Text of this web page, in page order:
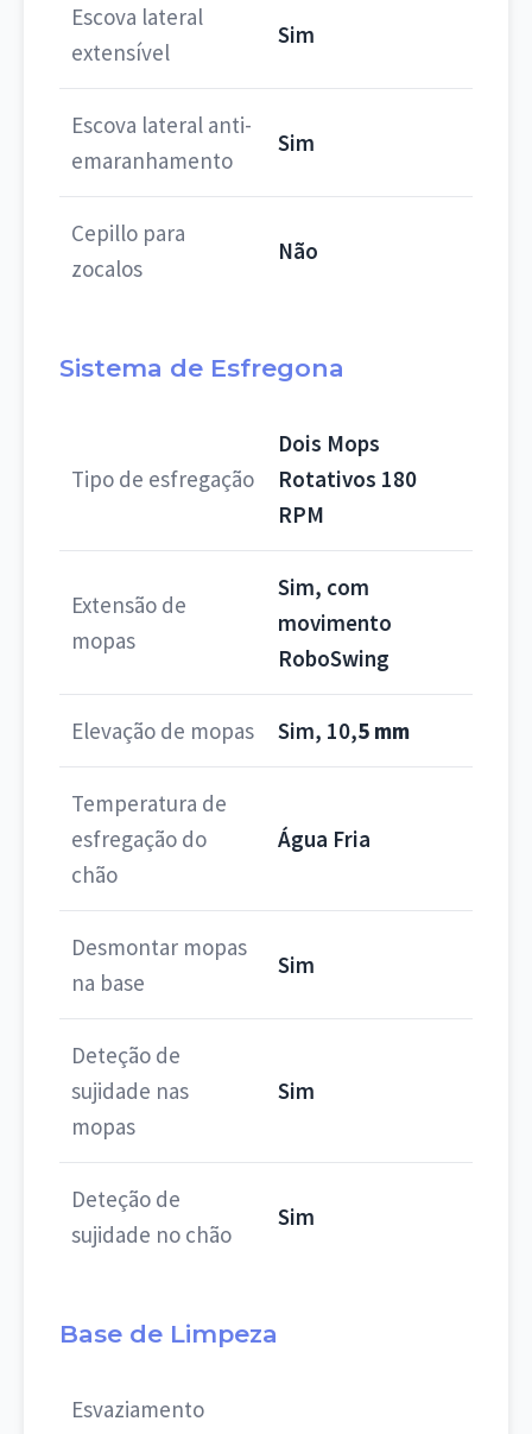
Escova lateral
extensível
Sim
Escova lateral anti-
emaranhamento
Sim
Cepillo para
zocalos
Não
Sistema de Esfregona
Tipo de esfregação
Dois Mops
Rotativos 180
RPM
Extensão de
mopas
Sim, com
movimento
RoboSwing
Elevação de mopas Sim, 10,5 mm
Temperatura de
esfregação do
chão
Água Fria
Desmontar mopas
na base
Sim
Deteção de
sujidade nas
mopas
Sim
Deteção de
sujidade no chão
Sim
Base de Limpeza
Esvaziamento